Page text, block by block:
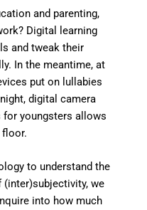
and parenting,
Digital learning
and tweak their
In the meantime, at
put on lullabies
digital camera
youngsters allows
to understand the
we
into how much